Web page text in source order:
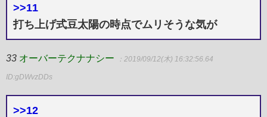
>>11
打ち上げ式豆太陽の時点でムリそうな気が
33 オーバーテクナナシー ：2019/09/12(木) 16:32:56.64
ID:gDWvzDDs
>>12